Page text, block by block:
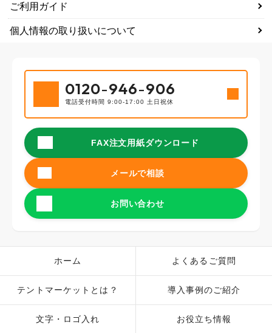
ご利用ガイド
個人情報の取り扱いについて
0120-946-906
電話受付時間 9:00-17:00 土日祝休
FAX注文用紙ダウンロード
メールで相談
お問い合わせ
ホーム
テントマーケットとは？
文字・ロゴ入れ
よくあるご質問
導入事例のご紹介
お役立ち情報